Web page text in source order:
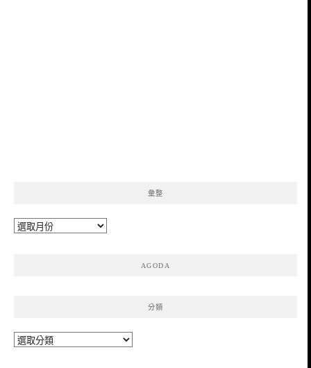
彙整
彙
AGODA
分類
分